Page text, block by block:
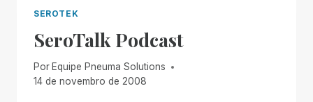
SEROTEK
SeroTalk Podcast
Por Equipe Pneuma Solutions
14 de novembro de 2008